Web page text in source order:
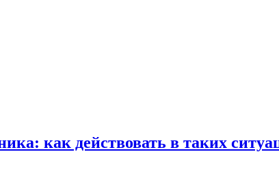
как действовать в таких